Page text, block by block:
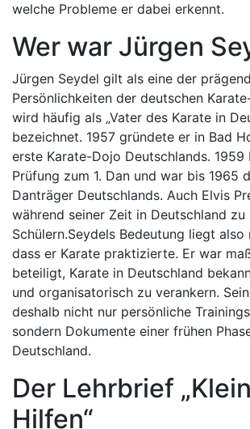
welche Probleme er dabei erkennt.
Wer war Jürgen
Jürgen Seydel gilt als eine der
Persönlichkeiten der deutschen
wird häufig als „Vater des Karate in
bezeichnet. 1957 gründete er in Bad
erste Karate-Dojo Deutschlands. 1959
Prüfung zum 1. Dan und war bis 1965
Danträger Deutschlands. Auch Elvis
während seiner Zeit in Deutschland zu
Schülern.Seydels Bedeutung liegt also
dass er Karate praktizierte. Er war
beteiligt, Karate in Deutschland
und organisatorisch zu verankern.
deshalb nicht nur persönliche
sondern Dokumente einer frühen
Deutschland.
Der Lehrbrief
Hilfen“